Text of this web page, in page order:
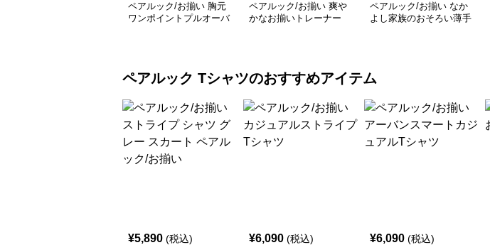
ペアルック/お揃い 胸元
ワンポイントプルオーバ
ペアルック/お揃い 爽や
かなお揃いトレーナー
ペアルック/お揃い なか
よし家族のおそろい薄手
ペアルック Tシャツのおすすめアイテム
¥5,890 (税込) ¥6,090 (税込) ¥6,090 (税込)